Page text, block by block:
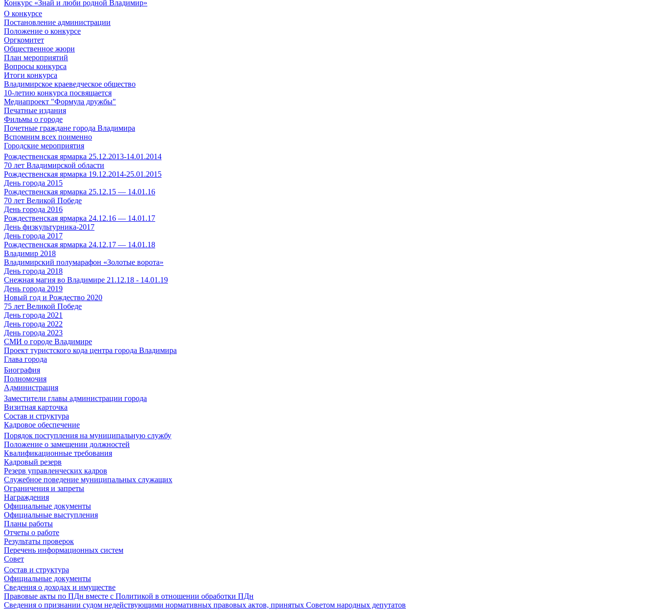
Конкурс «Знай и люби родной Владимир»
О конкурсе
Постановление администрации
Положение о конкурсе
Оргкомитет
Общественное жюри
План мероприятий
Вопросы конкурса
Итоги конкурса
Владимирское краеведческое общество
10-летию конкурса посвящается
Медиапроект "Формула дружбы"
Печатные издания
Фильмы о городе
Почетные граждане города Владимира
Вспомним всех поименно
Городские мероприятия
Рождественская ярмарка 25.12.2013-14.01.2014
70 лет Владимирской области
Рождественская ярмарка 19.12.2014-25.01.2015
День города 2015
Рождественская ярмарка 25.12.15 — 14.01.16
70 лет Великой Победе
День города 2016
Рождественская ярмарка 24.12.16 — 14.01.17
День физкультурника-2017
День города 2017
Рождественская ярмарка 24.12.17 — 14.01.18
Владимир 2018
Владимирский полумарафон «Золотые ворота»
День города 2018
Снежная магия во Владимире 21.12.18 - 14.01.19
День города 2019
Новый год и Рождество 2020
75 лет Великой Победе
День города 2021
День города 2022
День города 2023
СМИ о городе Владимире
Проект туристского кода центра города Владимира
Глава города
Биография
Полномочия
Администрация
Заместители главы администрации города
Визитная карточка
Состав и структура
Кадровое обеспечение
Порядок поступления на муниципальную службу
Положение о замещении должностей
Квалификационные требования
Кадровый резерв
Резерв управленческих кадров
Служебное поведение муниципальных служащих
Ограничения и запреты
Награждения
Официальные документы
Официальные выступления
Планы работы
Отчеты о работе
Результаты проверок
Перечень информационных систем
Совет
Состав и структура
Официальные документы
Сведения о доходах и имуществе
Правовые акты по ПДн вместе с Политикой в отношении обработки ПДн
Сведения о признании судом недействующими нормативных правовых актов, принятых Советом народных депутатов